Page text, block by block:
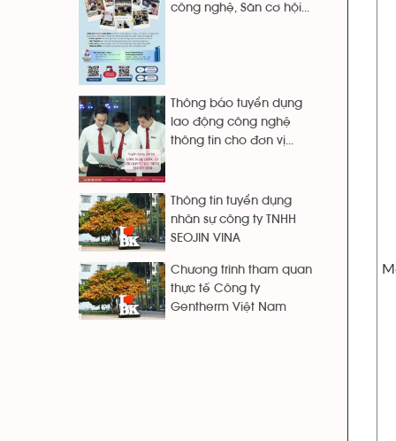
công nghệ, Săn cơ hội...
Thông báo tuyển dụng
lao động công nghệ
thông tin cho đơn vị...
Thông tin tuyển dụng
nhân sự công ty TNHH
SEOJIN VINA
Chương trình tham quan
thực tế Công ty
Gentherm Việt Nam